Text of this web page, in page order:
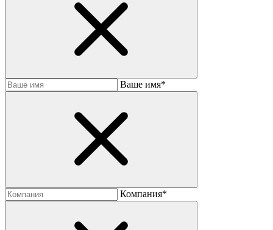
Baшe имя*
Компания*